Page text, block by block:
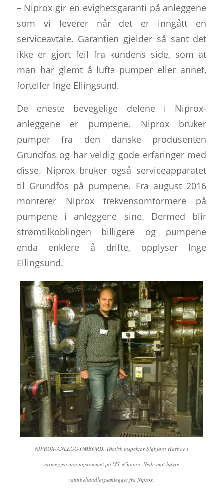
– Niprox gir en evighetsgaranti på anleggene
som vi leverer når det er inngått en
serviceavtale. Garantien gjelder så sant det
ikke er gjort feil fra kundens side, som at
man har glemt å lufte pumper eller annet,
forteller Inge Ellingsund.
De eneste bevegelige delene i Niprox-
anleggene er pumpene. Niprox bruker
pumper fra den danske produsenten
Grundfos og har veldig gode erfaringer med
disse. Niprox bruker også serviceapparatet
til Grundfos på pumpene. Fra august 2016
monterer Niprox frekvensomformere på
pumpene i anleggene sine. Dermed blir
strømtilkoblingen billigere og pumpene
enda enklere å drifte, opplyser Inge
Ellingsund.
NIPROX-ANLEGG OMBORD. Teknisk inspektør Sigbjørn Harboe i
varmegjenvinningsrommet på MS «Gann». Nede mot høyre
vannbehandlingsanlegget fra Niprox.